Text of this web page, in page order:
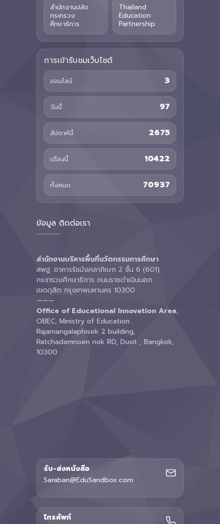
สำนักงานปลัด
กระทรวง
ศึกษาธิการ
Thailand
Education
Partnership
การเข้ารับชมเว็บไซต์
ออนไลน์ 3
วันนี้ 97
สัปดาห์นี้ 2675
เดือนนี้ 10422
ทั้งหมด 70937
ข้อมูล ติดต่อเรา
สำนักงานบริหารพื้นที่นวัตกรรมการศึกษา
สพฐ. อาคารรัชมังคลาภิเษก 2 ชั้น 6 (601)
กระทรวงศึกษาธิการ ถนนราชดำเนินนอก
เขตดุสิต กรุงเทพมหานคร 10300
———
Office of Educational Innovation Area,
OBEC, Ministry of Education
Rajamangalaphisek 2 building,
Ratchadamnoen nok RD, Dusit , Bangkok,
10300
รับ-ส่งหนังสือ
Saraban@EduSandbox.com
โทรศัพท์